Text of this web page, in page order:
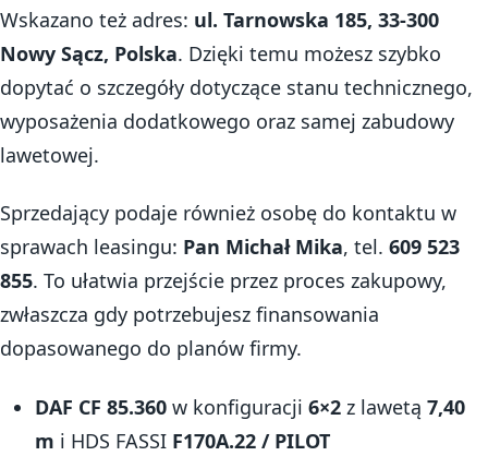
Wskazano też adres: ul. Tarnowska 185, 33-300
Nowy Sącz, Polska. Dzięki temu możesz szybko
dopytać o szczegóły dotyczące stanu technicznego,
wyposażenia dodatkowego oraz samej zabudowy
lawetowej.
Sprzedający podaje również osobę do kontaktu w
sprawach leasingu: Pan Michał Mika, tel. 609 523
855. To ułatwia przejście przez proces zakupowy,
zwłaszcza gdy potrzebujesz finansowania
dopasowanego do planów firmy.
DAF CF 85.360w konfiguracji 6×2z lawetą 7,40
m i HDS FASSI F170A.22 / PILOT